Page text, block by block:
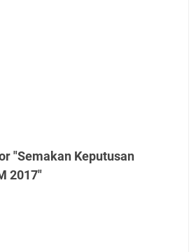
"Semakan Keputusan
2017"